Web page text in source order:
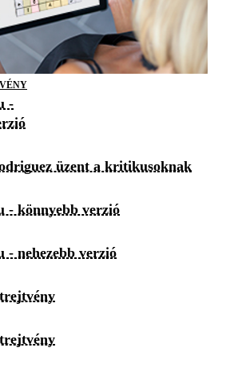
-
üzent a kritikusoknak
- könnyebb verzió
- nehezebb verzió